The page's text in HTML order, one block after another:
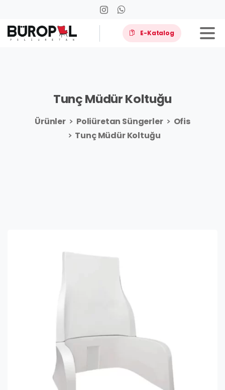
E-Katalog
TunçMüdürKoltuğu
Ürünler Poliüretan Süngerler
Ofis
Tunç Müdür Koltuğu